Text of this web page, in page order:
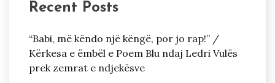
Recent Posts
“Babi, më këndo një këngë, por jo rap!” /
Kërkesa e ëmbël e Poem Blu ndaj Ledri Vulës
prek zemrat e ndjekësve